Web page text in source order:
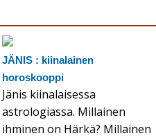
JÄNIS : kiinalainen
horoskooppi
Jänis kiinalaisessa
astrologiassa. Millainen
ihminen on Härkä? Millainen